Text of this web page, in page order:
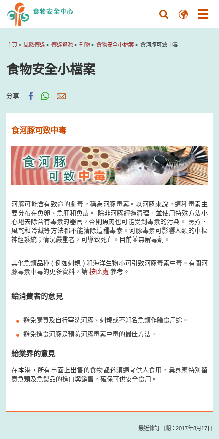
主頁 風險傳達 傳達資源 刊物 食物安全小檔案 食河豚可致中毒
食物安全小檔案
分享:
食河豚可致中毒
河豚可能含有致命的劇毒，稱為河豚毒素。以河豚來說，這種毒素主
要分布在魚卵、魚肝和魚皮。 除非河豚經過清理，並使用特殊方法小
心地去除含有毒素的器官，否則魚肉也可能受到毒素的污染。 烹煮、
風乾和冷藏等方法都不能清除這種毒素。河豚毒素可影響人類的中樞
神經系統；情況嚴重者，可導致死亡。目前並無解毒劑。
其他魚類品種 ( 例如刺規 ) 和海洋生物亦可引致河豚毒素中毒。有關河
豚毒素中毒的更多資料，請按此處 參考。
給消費者的意見
避免購買及自行宰洗河豚、刺規或不知名魚類作膳食用途。
避免進食河豚是預防河豚毒素中毒的最佳方法。
給業界的意見
在本港，所有市面上出售的食物都必須適宜供人食用，業界應特別留
意魚類及魚製品的進口與銷售，確保可供安全食用。
最近修訂日期：2017年8月17日